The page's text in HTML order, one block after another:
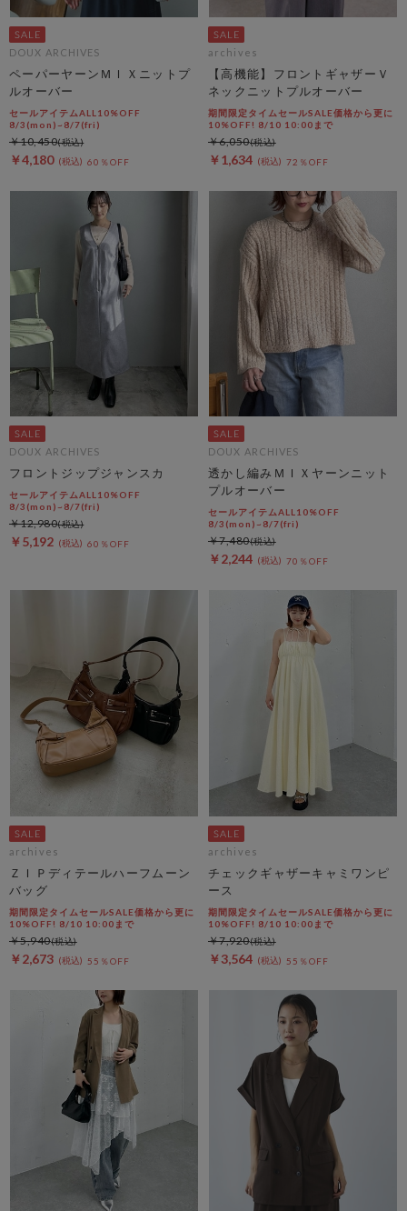
DOUX ARCHIVES
ペーパーヤーンＭＩＸニットプ
ルオーバー
セールアイテムALL10%OFF
8/3(mon)~8/7(fri)
￥4,180 60％OFF
￥10,450
archives
【高機能】フロントギャザーＶ
ネックニットプルオーバー
期間限定タイムセールSALE価格から更に
10%OFF! 8/10 10:00まで
￥1,634 72％OFF
￥6,050
DOUX ARCHIVES
フロントジップジャンスカ
セールアイテムALL10%OFF
8/3(mon)~8/7(fri)
￥5,192 60％OFF
￥12,980
DOUX ARCHIVES
透かし編みＭＩＸヤーンニット
プルオーバー
セールアイテムALL10%OFF
8/3(mon)~8/7(fri)
￥2,244 70％OFF
￥7,480
archives
ＺＩＰディテールハーフムーン
バッグ
期間限定タイムセールSALE価格から更に
10%OFF! 8/10 10:00まで
￥2,673 55％OFF
￥5,940
archives
チェックギャザーキャミワンピ
ース
期間限定タイムセールSALE価格から更に
10%OFF! 8/10 10:00まで
￥3,564 55％OFF
￥7,920